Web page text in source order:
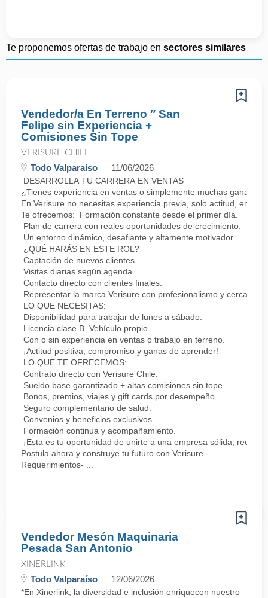
Te proponemos ofertas de trabajo en sectores similares
Vendedor/a En Terreno ″ San
Felipe sin Experiencia +
Comisiones Sin Tope
VERISURE CHILE
Todo Valparaíso 11/06/2026
DESARROLLA TU CARRERA EN VENTAS
¿Tienes experiencia en ventas o simplemente muchas ganas
En Verisure no necesitas experiencia previa, solo actitud,
Te ofrecemos: Formación constante desde el primer día.
Plan de carrera con reales oportunidades de crecimiento.
Un entorno dinámico, desafiante y altamente motivador.
¿QUÉ HARÁS EN ESTE ROL?
Captación de nuevos clientes.
Visitas diarias según agenda.
Contacto directo con clientes finales.
Representar la marca Verisure con profesionalismo y cercanía.
LO QUE NECESITAS:
Disponibilidad para trabajar de lunes a sábado.
Licencia clase B Vehículo propio
Con o sin experiencia en ventas o trabajo en terreno.
¡Actitud positiva, compromiso y ganas de aprender!
LO QUE TE OFRECEMOS:
Contrato directo con Verisure Chile.
Sueldo base garantizado + altas comisiones sin tope.
Bonos, premios, viajes y gift cards por desempeño.
Seguro complementario de salud.
Convenios y beneficios exclusivos.
Formación continua y acompañamiento.
¡Esta es tu oportunidad de unirte a una empresa sólida,
Postula ahora y construye tu futuro con Verisure.-
Requerimientos- ...
Vendedor Mesón Maquinaria
Pesada San Antonio
XINERLINK
Todo Valparaíso 12/06/2026
*En Xinerlink, la diversidad e inclusión enriquecen nuestro